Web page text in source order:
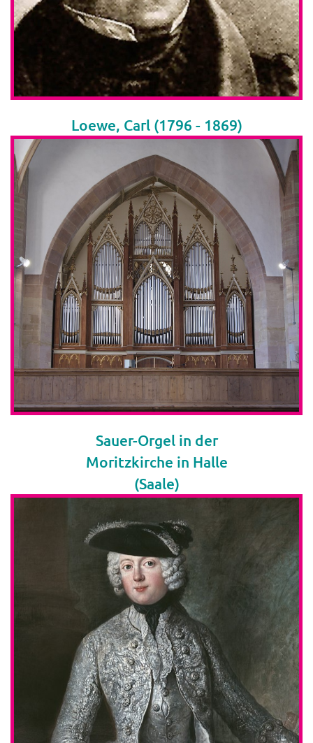
Loewe, Carl (1796 - 1869)
Sauer-Orgel in der
Moritzkirche in Halle
(Saale)